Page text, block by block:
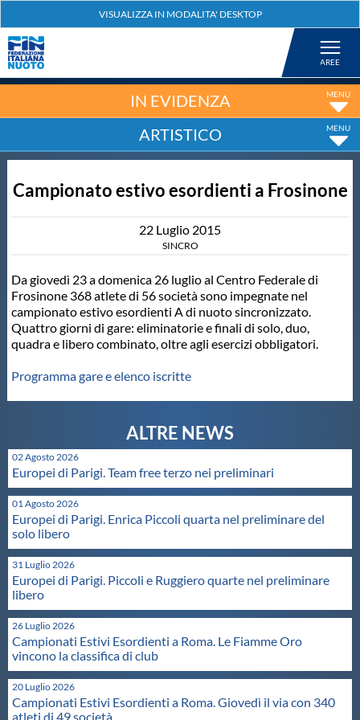
Nuoto
Tuffi
Fondo
Salvamento
Master
GUG
Scuole Nuoto
Propaganda
Centri Federali
Area Legislativa
IN EVIDENZA
ARTISTICO
Campionato estivo esordienti a Frosinone
22 Luglio 2015
SINCRO
Da giovedì 23 a domenica 26 luglio al Centro Federale di
Frosinone 368 atlete di 56 società sono impegnate nel
campionato estivo esordienti A di nuoto sincronizzato.
Quattro giorni di gare: eliminatorie e finali di solo, duo,
quadra e libero combinato, oltre agli esercizi obbligatori.
Programma gare e elenco iscritte
02 Agosto 2026
Europei di Parigi. Team free terzo nei preliminari
01 Agosto 2026
Europei di Parigi. Enrica Piccoli quarta nel preliminare del
solo libero
31 Luglio 2026
Europei di Parigi. Piccoli e Ruggiero quarte nel preliminare
libero
26 Luglio 2026
Campionati Estivi Esordienti a Roma. Le Fiamme Oro
vincono la classifica di club
20 Luglio 2026
Campionati Estivi Esordienti a Roma. Giovedì il via con 340
atleti di 49 società